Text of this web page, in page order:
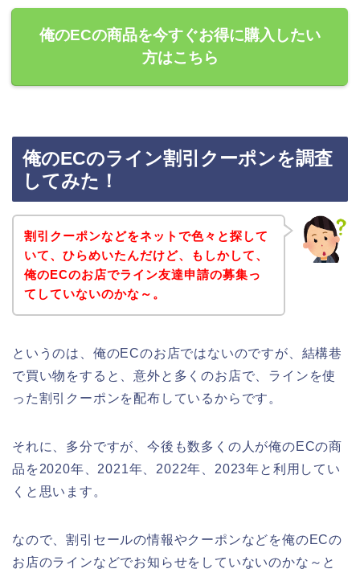
俺のECの商品を今すぐお得に購入したい
方はこちら
俺のECのライン割引クーポンを調査
してみた！
割引クーポンなどをネットで色々と探して
いて、ひらめいたんだけど、もしかして、
俺のECのお店でライン友達申請の募集っ
てしていないのかな～。
というのは、俺のECのお店ではないのですが、結構巷
で買い物をすると、意外と多くのお店で、ラインを使
った割引クーポンを配布しているからです。
それに、多分ですが、今後も数多くの人が俺のECの商
品を2020年、2021年、2022年、2023年と利用してい
くと思います。
なので、割引セールの情報やクーポンなどを俺のECの
お店のラインなどでお知らせをしていないのかな～と